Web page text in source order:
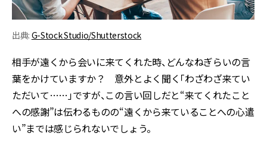
出典: G-Stock Studio/Shutterstock
相手が遠くから会いに来てくれた時、どんなねぎらいの言
葉をかけていますか？ 意外とよく聞く「わざわざ来てい
ただいて……」ですが、この言い回しだと“来てくれたこと
への感謝”は伝わるものの“遠くから来ていることへの心遣
い”までは感じられないでしょう。